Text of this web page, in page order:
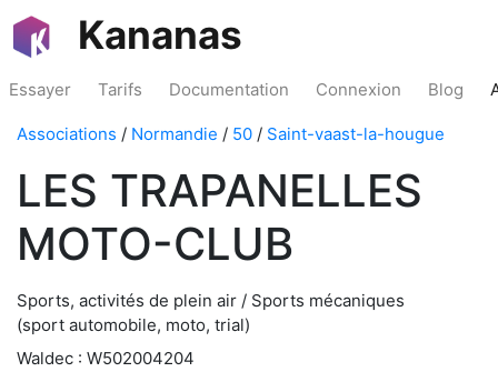
Kananas
Essayer Tarifs Documentation Connexion Blog
Associations / Normandie / 50 / Saint-vaast-la-hougue
LES TRAPANELLES
MOTO-CLUB
Sports, activités de plein air / Sports mécaniques
(sport automobile, moto, trial)
Waldec : W502004204